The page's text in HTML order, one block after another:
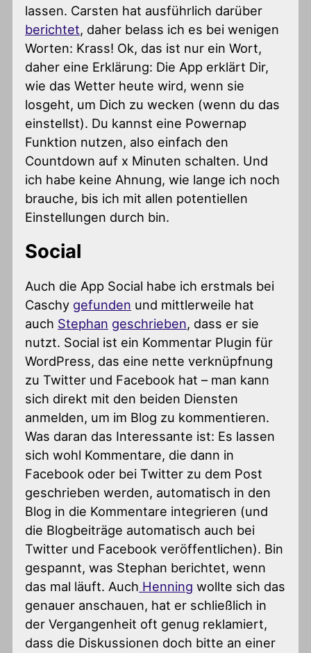
lassen. Carsten hat ausführlich darüber
berichtet, daher belass ich es bei wenigen
Worten: Krass! Ok, das ist nur ein Wort,
daher eine Erklärung: Die App erklärt Dir,
wie das Wetter heute wird, wenn sie
losgeht, um Dich zu wecken (wenn du das
einstellst). Du kannst eine Powernap
Funktion nutzen, also einfach den
Countdown auf x Minuten schalten. Und
ich habe keine Ahnung, wie lange ich noch
brauche, bis ich mit allen potentiellen
Einstellungen durch bin.
Social
Auch die App Social habe ich erstmals bei
Caschy gefunden und mittlerweile hat
auch Stephan geschrieben, dass er sie
nutzt. Social ist ein Kommentar Plugin für
WordPress, das eine nette verknüpfnung
zu Twitter und Facebook hat – man kann
sich direkt mit den beiden Diensten
anmelden, um im Blog zu kommentieren.
Was daran das Interessante ist: Es lassen
sich wohl Kommentare, die dann in
Facebook oder bei Twitter zu dem Post
geschrieben werden, automatisch in den
Blog in die Kommentare integrieren (und
die Blogbeiträge automatisch auch bei
Twitter und Facebook veröffentlichen). Bin
gespannt, was Stephan berichtet, wenn
das mal läuft. Auch Henning wollte sich das
genauer anschauen, hat er schließlich in
der Vergangenheit oft genug reklamiert,
dass die Diskussionen doch bitte an einer